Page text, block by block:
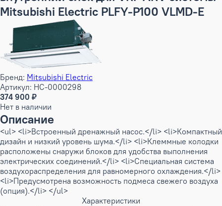
Mitsubishi Electric PLFY-P100 VLMD-E
Бренд: Mitsubishi Electric
Артикул: НС-0000298
374 900 ₽
Нет в наличии
Описание
<ul> <li>Встроенный дренажный насос.</li> <li>Компактный
дизайн и низкий уровень шума.</li> <li>Клеммные колодки
расположены снаружи блоков для удобства выполнения
электрических соединений.</li> <li>Специальная система
воздухораспределения для равномерного охлаждения.</li>
<li>Предусмотрена возможность подмеса свежего воздуха
(опция).</li> </ul>
Характеристики